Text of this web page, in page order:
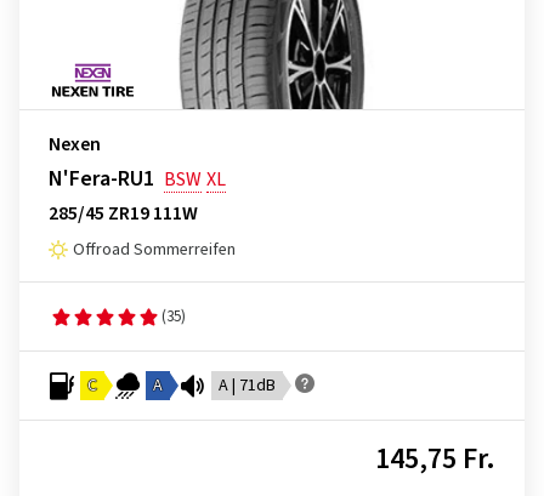
Nexen
N'Fera-RU1 BSWXL
285/45 ZR19 111W
Offroad Sommerreifen
(35)
C A A | 71dB
145,75 Fr.